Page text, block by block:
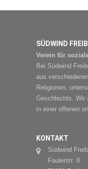
SÜDWIND
Verein für
Bei Südwind
aus
Religionen,
Geschlechts. Wir
in einer offenen
KONTAKT
Südwind
Faulerstr. 8